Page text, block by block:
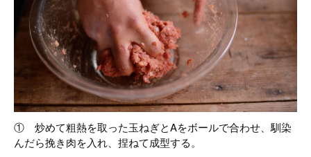
① 炒めて粗熱を取った玉ねぎとAをボールで合わせ、馴染
んだら挽き肉を入れ、捏ねて成型する。